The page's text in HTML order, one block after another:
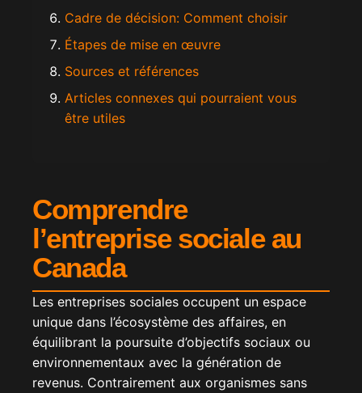
Cadre de décision: Comment choisir
Étapes de mise en œuvre
Sources et références
Articles connexes qui pourraient vous
être utiles
Comprendre
l’entreprise sociale au
Canada
Les entreprises sociales occupent un espace
unique dans l’écosystème des affaires, en
équilibrant la poursuite d’objectifs sociaux ou
environnementaux avec la génération de
revenus. Contrairement aux organismes sans